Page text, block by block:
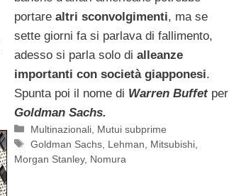
portare altri sconvolgimenti, ma se
sette giorni fa si parlava di fallimento,
adesso si parla solo di alleanze
importanti con società giapponesi.
Spunta poi il nome di Warren Buffetper
Goldman Sachs.
Categorie
Multinazionali Mutui subprime
Tag
Goldman Sachs Lehman Mitsubishi
Morgan Stanley, Nomura